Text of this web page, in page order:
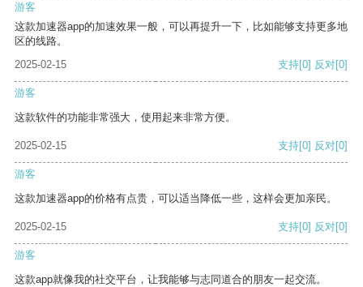
游客
这款加速器app的加速效果一般，可以再提升一下，比如能够支持更多地
区的线路。
2025-02-15
支持[0] 反对[0]
游客
这款软件的功能非常强大，使用起来非常方便。
2025-02-15 支持[0] 反对[0]
游客
这款加速器app的价格有点贵，可以适当降低一些，这样会更加亲民。
2025-02-15 支持[0] 反对[0]
游客
这款app就像我的社交平台，让我能够与志同道合的朋友一起交流。